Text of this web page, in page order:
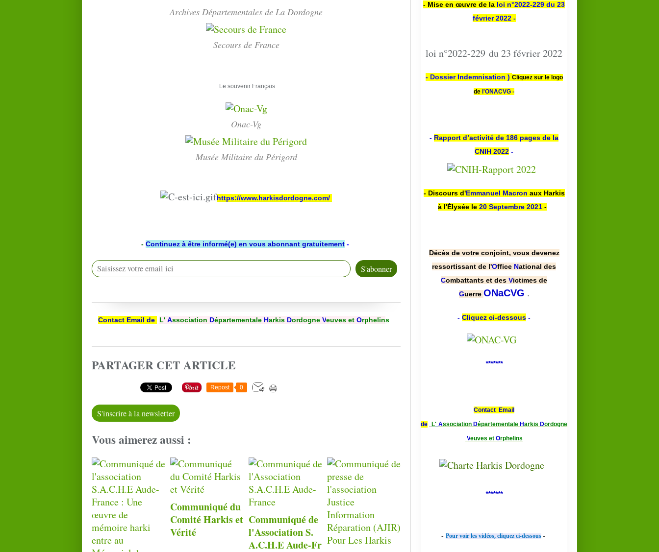
Archives Départementales de La Dordogne
Secours de France
Le souvenir Français
Onac-Vg
Musée Militaire du Périgord
https://www.harkisdordogne.com/
- Continuez à être informé(e) en vous abonnant gratuitement -
Contact Email de L' Association Départementale Harkis Dordogne Veuves et Orphelins
PARTAGER CET ARTICLE
Repost 0
S'inscrire à la newsletter
Vous aimerez aussi :
Communiqué du
Comité Harkis et
Vérité
Communiqué de
l'Association S.
A.C.H.E Aude-Fr
- Mise en œuvre de la loi n°2022-229 du 23
février 2022 -
loi n°2022-229 du 23 février 2022
- Dossier Indemnisation ) Cliquez sur le logo
de l'ONACVG -
- Rapport d’activité de 186 pages de la
CNIH 2022 -
- Discours d'Emmanuel Macron aux Harkis
à l'Élysée le 20 Septembre 2021 -
Décès de votre conjoint, vous devenez
ressortissant de l'Office National des
Combattants et des Victimes de
Guerre ONaCVG .
- Cliquez ci-dessous -
*******
Contact Email
de L' Association Départementale Harkis Dordogne
Veuves et Orphelins
*******
- Pour voir les vidéos, cliquez ci-dessous -